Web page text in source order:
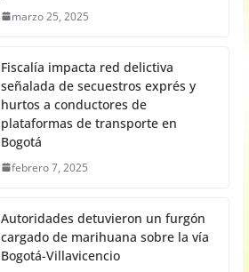
marzo 25, 2025
Fiscalía impacta red delictiva
señalada de secuestros exprés y
hurtos a conductores de
plataformas de transporte en
Bogotá
febrero 7, 2025
Autoridades detuvieron un furgón
cargado de marihuana sobre la vía
Bogotá-Villavicencio